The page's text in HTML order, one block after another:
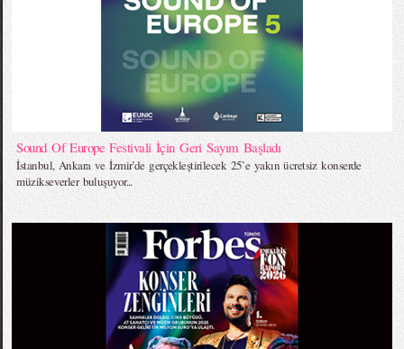
Sound Of Europe Festivali İçin Geri Sayım Başladı
İstanbul, Ankara ve İzmir’de gerçekleştirilecek 25’e yakın ücretsiz konserde
müzikseverler buluşuyor...